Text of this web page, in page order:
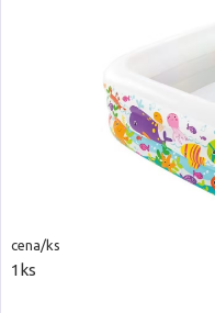
cena/ks
1ks